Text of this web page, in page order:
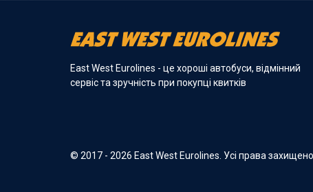
East West Eurolines - це хороші автобуси, відмінний
сервіс та зручність при покупці квитків
© 2017 - 2026 East West Eurolines. Усі права захищено